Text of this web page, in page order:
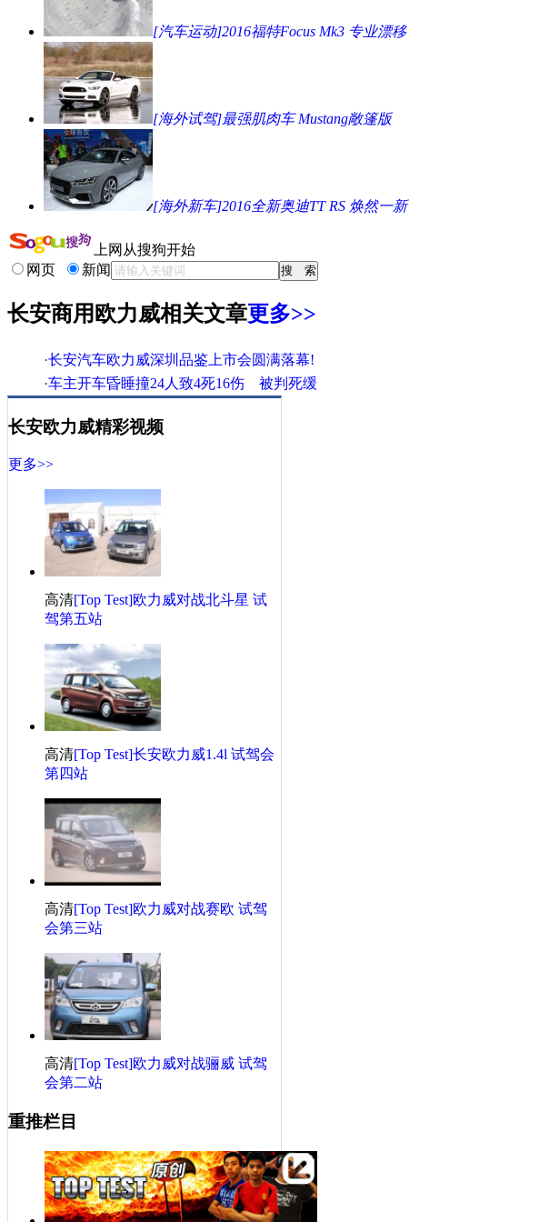
[汽车运动]2016福特Focus Mk3 专业漂移
[海外试驾]最强肌肉车 Mustang敞篷版
[海外新车]2016全新奥迪TT RS 焕然一新
上网从搜狗开始
网页
新闻
长安商用欧力威相关文章更多>>
·长安汽车欧力威深圳品鉴上市会圆满落幕!
·车主开车昏睡撞24人致4死16伤 被判死缓
·速腾GLI/北汽E系三厢 近期新车购买建议
·售4.79-5.59万 欧力威沈阳车展炫动上市!
[临沂]长安欧力威送2000元礼包 现车销售
·北汽/景逸等预算十万内 自主两厢PK合资!
长安商用欧力威相关热帖
·无悔之选--提15款四门牧马人
·探险，我们是认真的！牧马人上山+探险
·百看不厌，终于迎娶比亚迪唐100！
·秦100看车纪录，说说感受
·车展游玩只为车模不看车
·车展，有车也有模，车展游记
·终于等你到 还好没放弃 准车主试驾全新悦动
·人生第一次自驾游！成都郫县一日游！求各位前辈关注
说说我的福克斯的初到手体会
50+50的送分题，你惠了吗
长安欧力威精彩视频
更多>>
高清[Top Test]欧力威对战北斗星 试
驾第五站
高清[Top Test]长安欧力威1.4l 试驾会
第四站
高清[Top Test]欧力威对战赛欧 试驾
会第三站
高清[Top Test]欧力威对战骊威 试驾
会第二站
重推栏目